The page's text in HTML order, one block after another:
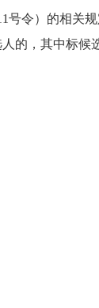
号令）的相关规
的，其中标候